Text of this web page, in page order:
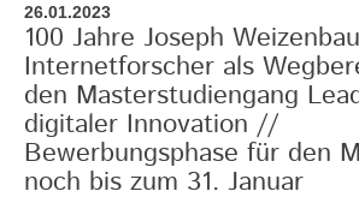
26.01.2023
100 Jahre Joseph
Internetforscher als
den Masterstudiengang
digitaler Innovation //
Bewerbungsphase für den
noch bis zum 31. Januar